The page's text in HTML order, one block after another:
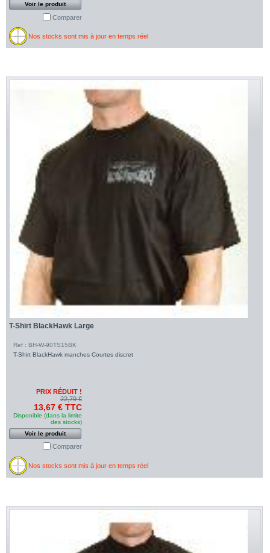
Voir le produit
Comparer
Nos stocks sont mis à jour en temps réel
T-Shirt BlackHawk Large
Ref : BH-W-90TS15BK
T-Shirt BlackHawk manches Courtes discret
PRIX RÉDUIT !
22,79 €
13,67 € TTC
Disponible (dans la limite
des stocks)
Voir le produit
Comparer
Nos stocks sont mis à jour en temps réel